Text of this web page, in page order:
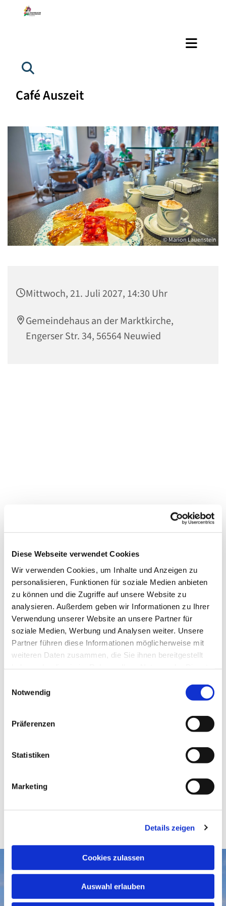
Diese Webseite verwendet Cookies
Wir verwenden Cookies, um Inhalte und Anzeigen zu
personalisieren, Funktionen für soziale Medien anbieten
zu können und die Zugriffe auf unsere Website zu
analysieren. Außerdem geben wir Informationen zu Ihrer
Verwendung unserer Website an unsere Partner für
soziale Medien, Werbung und Analysen weiter. Unsere
Partner führen diese Informationen möglicherweise mit
weiteren Daten zusammen, die Sie ihnen bereitgestellt
Notwendig
Präferenzen
Statistiken
Marketing
Details zeigen
Cookies zulassen
Auswahl erlauben
Café Auszeit
© Marion Lauenstein
Mittwoch, 21. Juli 2027, 14:30 Uhr
Gemeindehaus an der Marktkirche,
Engerser Str. 34, 56564 Neuwied
Dies könnte Sie auch interessieren
Aktuelles
Gottesdienste
Gemeindegruß-Archiv